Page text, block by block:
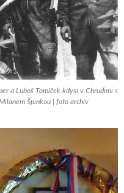
a Luboš Tomíček kdysi v Chrudimi s
Špinkou | foto archív